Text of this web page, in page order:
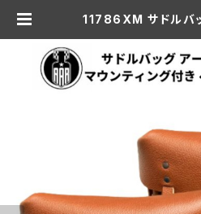
11786XM サドルバ
ン |